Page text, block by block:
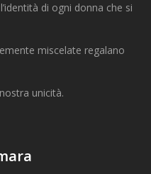
di ogni donna che si
miscelate regalano
unicità.